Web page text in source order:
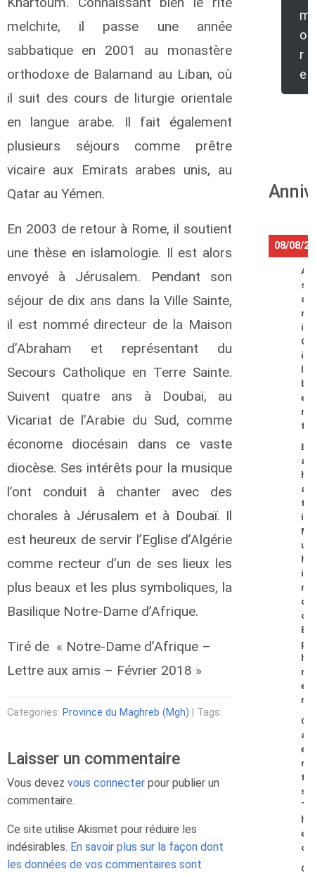
melchite, il passe une année
sabbatique en 2001 au monastère
orthodoxe de Balamand au Liban, où
il suit des cours de liturgie orientale
en langue arabe. Il fait également
plusieurs séjours comme prêtre
vicaire aux Emirats arabes unis, au
Qatar au Yémen.
En 2003 de retour à Rome, il soutient
une thèse en islamologie. Il est alors
envoyé à Jérusalem. Pendant son
séjour de dix ans dans la Ville Sainte,
il est nommé directeur de la Maison
d’Abraham et représentant du
Secours Catholique en Terre Sainte.
Suivent quatre ans à Doubaï, au
Vicariat de l’Arabie du Sud, comme
économe diocésain dans ce vaste
diocèse. Ses intérêts pour la musique
l’ont conduit à chanter avec des
chorales à Jérusalem et à Doubaï. Il
est heureux de servir l’Eglise d’Algérie
comme recteur d’un de ses lieux les
plus beaux et les plus symboliques, la
Basilique Notre-Dame d’Afrique.
Tiré de « Notre-Dame d’Afrique –
Lettre aux amis – Février 2018 »
Categories: Province du Maghreb (Mgh) | Tags:
Laisser un commentaire
Vous devez vous connecter pour publier un
commentaire.
Ce site utilise Akismet pour réduire les
indésirables. En savoir plus sur la façon dont
les données de vos commentaires sont
m
o
r
e
08/08/
A
s
a
n
i
G
i
b
e
r
t
B
a
h
a
t
i
M
u
h
i
n
d
o
E
p
h
r
e
m
C
a
e
r
t
s
T
h
e
o
C